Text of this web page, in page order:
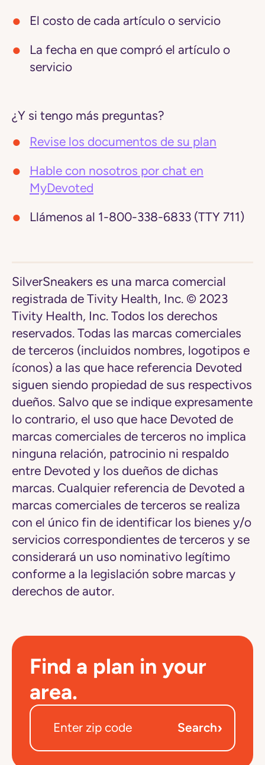
El costo de cada artículo o servicio
La fecha en que compró el artículo o
servicio
¿Y si tengo más preguntas?
Revise los documentos de su plan
Hable con nosotros por chat en
MyDevoted
Llámenos al 1-800-338-6833 (TTY 711)
SilverSneakers es una marca comercial
registrada de Tivity Health, Inc. © 2023
Tivity Health, Inc. Todos los derechos
reservados. Todas las marcas comerciales
de terceros (incluidos nombres, logotipos e
íconos) a las que hace referencia Devoted
siguen siendo propiedad de sus respectivos
dueños. Salvo que se indique expresamente
lo contrario, el uso que hace Devoted de
marcas comerciales de terceros no implica
ninguna relación, patrocinio ni respaldo
entre Devoted y los dueños de dichas
marcas. Cualquier referencia de Devoted a
marcas comerciales de terceros se realiza
con el único fin de identificar los bienes y/o
servicios correspondientes de terceros y se
considerará un uso nominativo legítimo
conforme a la legislación sobre marcas y
derechos de autor.
Find a plan in your
area.
Search›